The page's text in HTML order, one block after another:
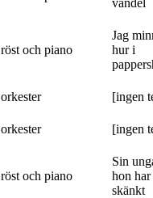
röst och piano
Jag
hur i
orkester [ingen
orkester [ingen
röst och piano
Sin
hon
skänkt